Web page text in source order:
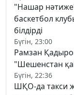
"Нашар
баскетбол
білдірді
Бүгін, 23:00
Рамзан
"Шешенстан
Бүгін, 22:36
ШҚО-да такси